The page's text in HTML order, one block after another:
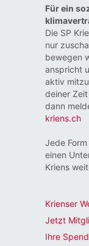
Für ein
Die SP
nur
bewegen
anspricht
aktiv
deiner
dann
kriens.ch
Jede
einen
Kriens
Krienser
Jetzt
Ihre